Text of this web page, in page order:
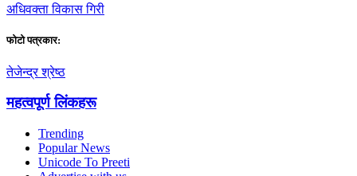
अधिवक्ता विकास गिरी
फाेटाे पत्रकार:
तेजेन्द्र श्रेष्ठ
महत्वपूर्ण लिंकहरू
Trending
Popular News
Unicode To Preeti